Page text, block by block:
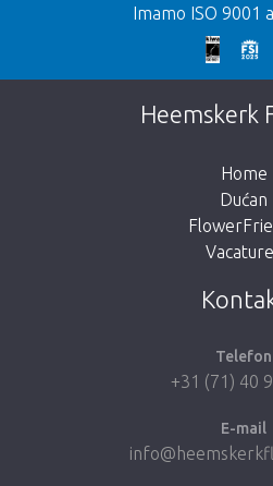
Nažalost, ovaj artikl je
gumb ispod za
Imamo ISO 9001
Heemskerk
Home
Dućan
Telefon
+31 (71) 40
E-mail